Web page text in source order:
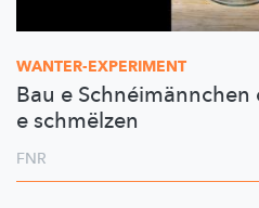
WANTER-EXPERIMENT
Bau e Schnéimännchen
e schmëlzen
FNR